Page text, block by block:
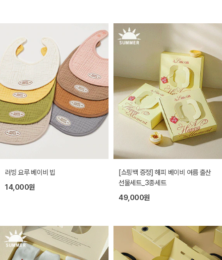
러빙 요루 베이비 빕
14,000원
[쇼핑백 증정] 해피 베이비 여름 출산
선물세트_3종세트
49,000원